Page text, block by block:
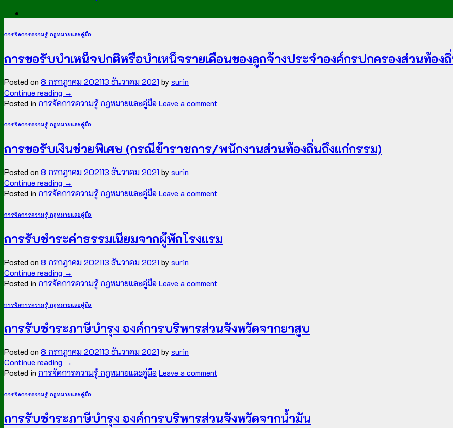
การจัดการความรู้ กฎหมายและคู่มือ
การขอรับบำเหน็จปกติหรือบำเหน็จรายเดือนของลูกจ้างประจำองค์กรปกครองส่วนท้อง
Posted on 8 กรกฎาคม 202113 ธันวาคม 2021 bysurin
Continue reading →
Posted in การจัดการความรู้ กฎหมายและคู่มือ Leave a comment
การจัดการความรู้ กฎหมายและคู่มือ
การขอรับเงินช่วยพิเศษ (กรณีข้าราชการ/พนักงานส่วนท้องถิ่นถึงแก่กรรม)​
Posted on 8 กรกฎาคม 202113 ธันวาคม 2021 bysurin
Continue reading →
Posted in การจัดการความรู้ กฎหมายและคู่มือ Leave a comment
การจัดการความรู้ กฎหมายและคู่มือ
การรับชำระค่าธรรมเนียมจากผู้พักโรงแรม​
Posted on 8 กรกฎาคม 202113 ธันวาคม 2021 bysurin
Continue reading →
Posted in การจัดการความรู้ กฎหมายและคู่มือ Leave a comment
การจัดการความรู้ กฎหมายและคู่มือ
การรับชำระภาษีบำรุง องค์การบริหารส่วนจังหวัดจากยาสูบ
Posted on 8 กรกฎาคม 202113 ธันวาคม 2021 bysurin
Continue reading →
Posted in การจัดการความรู้ กฎหมายและคู่มือ Leave a comment
การจัดการความรู้ กฎหมายและคู่มือ
การรับชำระภาษีบำรุง องค์การบริหารส่วนจังหวัดจากน้ำมัน